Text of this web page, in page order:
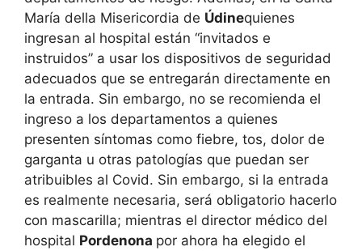
María della Misericordia de Údinequienes
ingresan al hospital están “invitados e
instruidos” a usar los dispositivos de seguridad
adecuados que se entregarán directamente en
la entrada. Sin embargo, no se recomienda el
ingreso a los departamentos a quienes
presenten síntomas como fiebre, tos, dolor de
garganta u otras patologías que puedan ser
atribuibles al Covid. Sin embargo, si la entrada
es realmente necesaria, será obligatorio hacerlo
con mascarilla; mientras el director médico del
hospital Pordenona por ahora ha elegido el